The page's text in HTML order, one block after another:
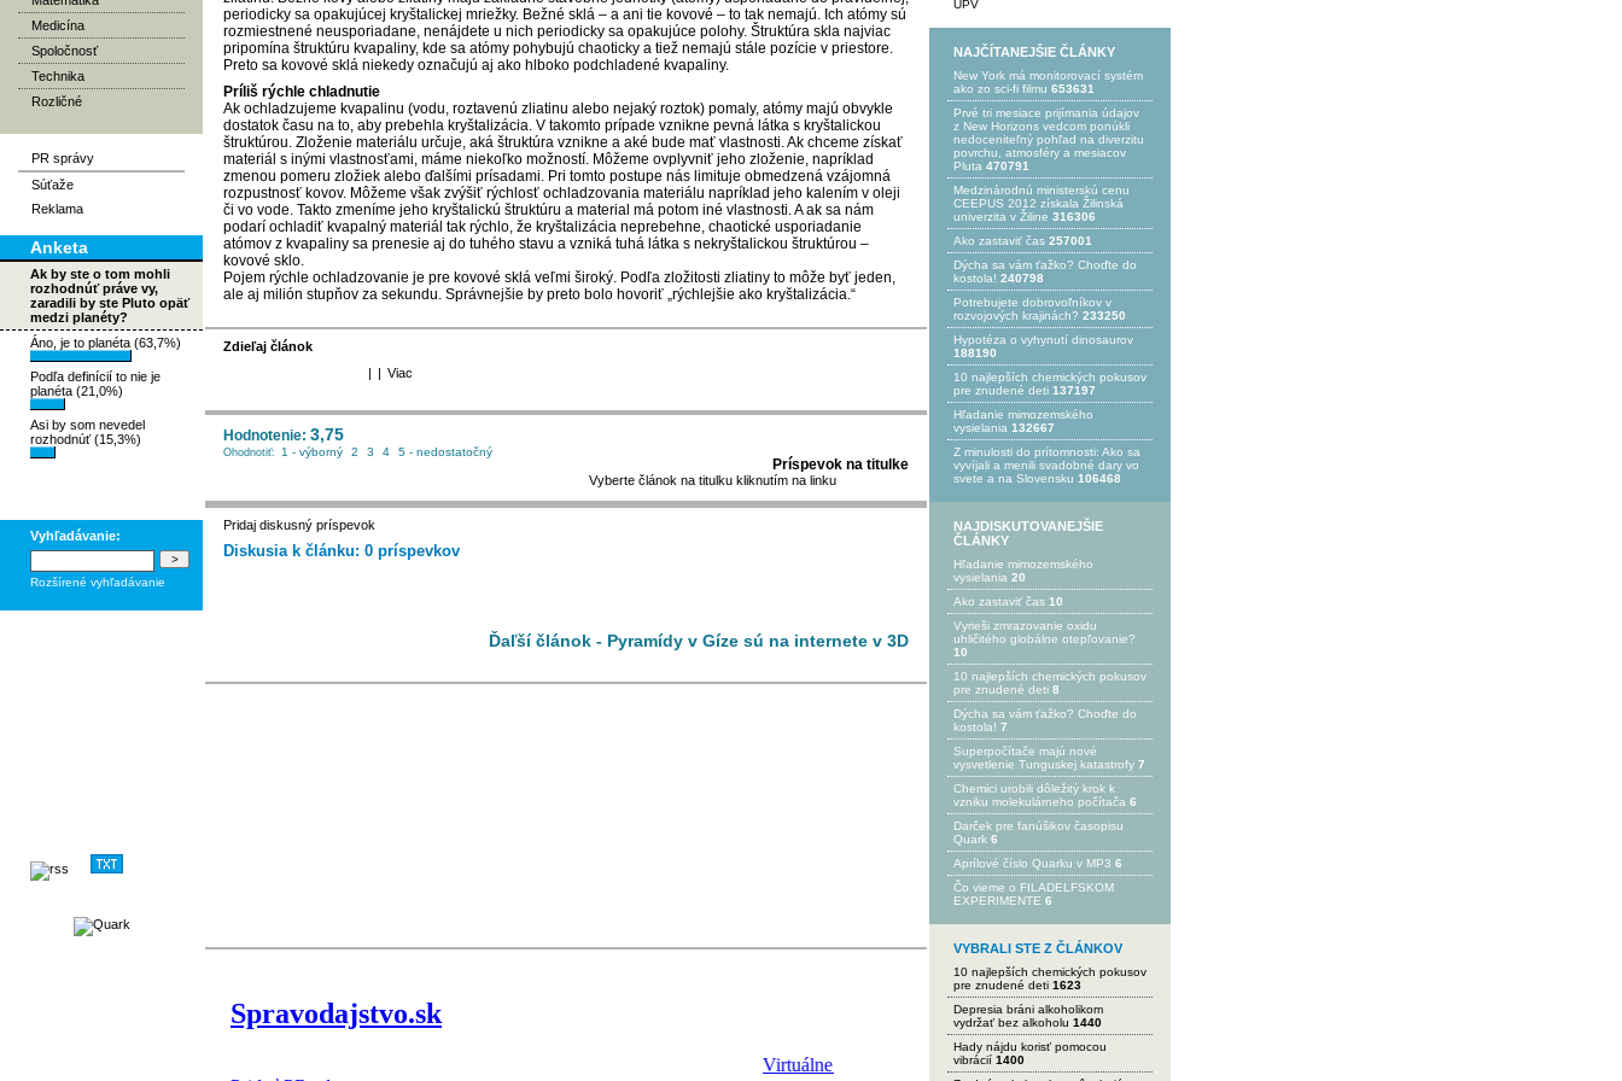
Medicína
Spoločnosť
Technika
Rozličné
PR správy
Súťaže
Reklama
Anketa
Ak by ste o tom mohli
rozhodnúť práve vy,
zaradili by ste Pluto opäť
medzi planéty?
Áno, je to planéta (63,7%)
Podľa definícií to nie je
planéta (21,0%)
Asi by som nevedel
rozhodnúť (15,3%)
Vyhľadávanie:
Rozšírené vyhľadávanie
periodicky sa opakujúcej kryštalickej mriežky. Bežné sklá – a ani tie kovové – to tak nemajú. Ich atómy sú
rozmiestnené neusporiadane, nenájdete u nich periodicky sa opakujúce polohy. Štruktúra skla najviac
pripomína štruktúru kvapaliny, kde sa atómy pohybujú chaoticky a tiež nemajú stále pozície v priestore.
Preto sa kovové sklá niekedy označujú aj ako hlboko podchladené kvapaliny.
Príliš rýchle chladnutie
Ak ochladzujeme kvapalinu (vodu, roztavenú zliatinu alebo nejaký roztok) pomaly, atómy majú obvykle
dostatok času na to, aby prebehla kryštalizácia. V takomto prípade vznikne pevná látka s kryštalickou
štruktúrou. Zloženie materiálu určuje, aká štruktúra vznikne a aké bude mať vlastnosti. Ak chceme získať
materiál s inými vlastnosťami, máme niekoľko možností. Môžeme ovplyvniť jeho zloženie, napríklad
zmenou pomeru zložiek alebo ďalšími prísadami. Pri tomto postupe nás limituje obmedzená vzájomná
rozpustnosť kovov. Môžeme však zvýšiť rýchlosť ochladzovania materiálu napríklad jeho kalením v oleji
či vo vode. Takto zmeníme jeho kryštalickú štruktúru a material má potom iné vlastnosti. A ak sa nám
podarí ochladiť kvapalný materiál tak rýchlo, že kryštalizácia neprebehne, chaotické usporiadanie
atómov z kvapaliny sa prenesie aj do tuhého stavu a vzniká tuhá látka s nekryštalickou štruktúrou –
kovové sklo.
Pojem rýchle ochladzovanie je pre kovové sklá veľmi široký. Podľa zložitosti zliatiny to môže byť jeden,
ale aj milión stupňov za sekundu. Správnejšie by preto bolo hovoriť „rýchlejšie ako kryštalizácia.“
Zdieľaj článok
| | Viac
Hodnotenie: 3,75
Ohodnotiť: 1 - výborný 2 3 4 5 - nedostatočný
Príspevok na titulke
Vyberte článok na titulku kliknutím na linku
Pridaj diskusný príspevok
Diskusia k článku: 0 príspevkov
Ďaľší článok - Pyramídy v Gíze sú na internete v 3D
UPV
NAJČÍTANEJŠIE ČLÁNKY
New York má monitorovací systém
ako zo sci-fi filmu 653631
Prvé tri mesiace prijímania údajov
z New Horizons vedcom ponúkli
nedoceniteľný pohľad na diverzitu
povrchu, atmosféry a mesiacov
Pluta 470791
Medzinárodnú ministerskú cenu
CEEPUS 2012 získala Žilinská
univerzita v Žiline 316306
Ako zastaviť čas 257001
Dýcha sa vám ťažko? Choďte do
kostola! 240798
Potrebujet​e dobrovoľníkov v
rozvojovýc​h krajinách? 233250
Hypotéza o vyhynutí dinosaurov
188190
10 najlepších chemických pokusov
pre znudené deti 137197
Hľadanie mimozemského
vysielania 132667
Z minulosti do prítomnosti: Ako sa
vyvíjali a menili svadobné dary vo
svete a na Slovensku 106468
NAJDISKUTOVANEJŠIE
ČLÁNKY
Hľadanie mimozemského
vysielania 20
Ako zastaviť čas 10
Vyrieši zmrazovanie oxidu
uhličitého globálne otepľovanie?
10
10 najlepších chemických pokusov
pre znudené deti 8
Dýcha sa vám ťažko? Choďte do
kostola! 7
Superpočítače majú nové
vysvetlenie Tunguskej katastrofy 7
Chemici urobili dôležitý krok k
vzniku molekulárneho počítača 6
Darček pre fanúšikov časopisu
Quark 6
Aprílové číslo Quarku v MP3 6
Čo vieme o FILADELFSKOM
EXPERIMENTE 6
VYBRALI STE Z ČLÁNKOV
10 najlepších chemických pokusov
pre znudené deti 1623
Depresia bráni alkoholikom
vydržať bez alkoholu 1440
Hady nájdu korisť pomocou
vibrácií 1400